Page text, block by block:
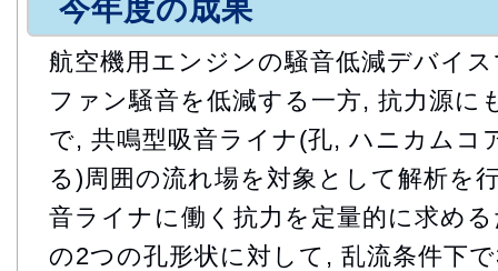
今年度の成果
航空機用エンジンの騒音低減デバイ
ファン騒音を低減する一方, 抗力源に
で, 共鳴型吸音ライナ(孔, ハニカムコ
る)周囲の流れ場を対象として解析を
音ライナに働く抗力を定量的に求め
の2つの孔形状に対して, 乱流条件下